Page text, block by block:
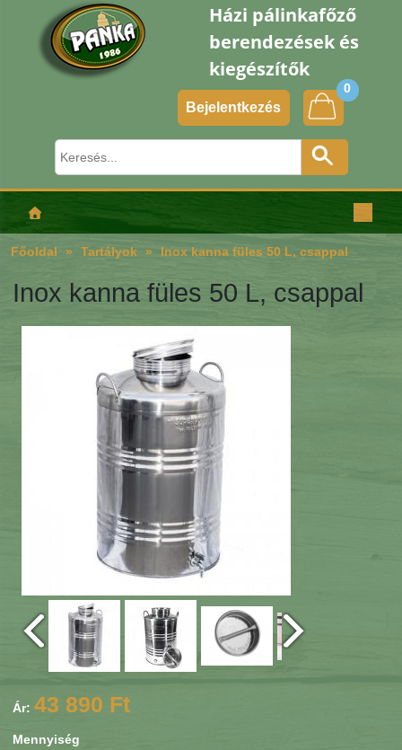
Házi pálinkafőző
berendezések és
kiegészítők
Bejelentkezés
0
Főoldal Tartályok Inox kanna füles 50 L, csappal
Inox kanna füles 50 L, csappal
Ár: 43 890 Ft
Mennyiség